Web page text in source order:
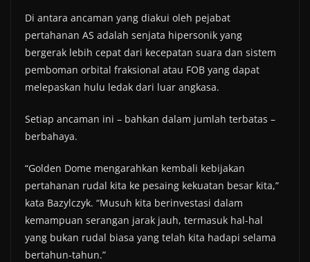
Di antara ancaman yang diakui oleh pejabat
pertahanan AS adalah senjata hipersonik yang
bergerak lebih cepat dari kecepatan suara dan sistem
pemboman orbital fraksional atau FOB yang dapat
melepaskan hulu ledak dari luar angkasa.
Setiap ancaman ini – bahkan dalam jumlah terbatas –
berbahaya.
“Golden Dome mengarahkan kembali kebijakan
pertahanan rudal kita ke pesaing kekuatan besar kita,”
kata Bazylczyk. “Musuh kita berinvestasi dalam
kemampuan serangan jarak jauh, termasuk hal-hal
yang bukan rudal biasa yang telah kita hadapi selama
bertahun-tahun.”